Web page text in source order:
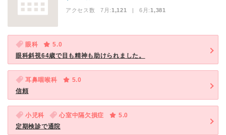
アクセス数 7月:1,121 | 6月:1,381
眼科
5.0
眼科斜視64歳で目も精神も助けられました。
耳鼻咽喉科
5.0
信頼
小児科 心室中隔欠損症
5.0
定期検診で通院